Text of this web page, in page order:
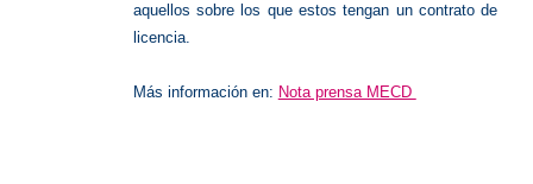
aquellos sobre los que estos tengan un contrato de
licencia.
Más información en: Nota prensa MECD